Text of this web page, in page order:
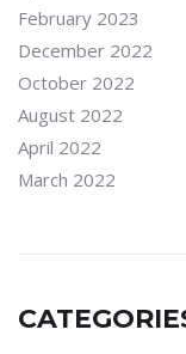
February 2023
December 2022
October 2022
August 2022
April 2022
March 2022